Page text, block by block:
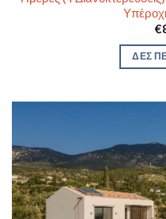
€
ΔΕΣ